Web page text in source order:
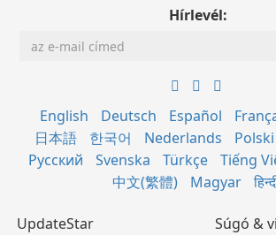
Hírlevél:
English Deutsch Español
日本語
한국어 Nederlands Polski
Русский
Svenska Türkçe Tiếng
中文(繁體)
Magyar
UpdateStar
Súgó &